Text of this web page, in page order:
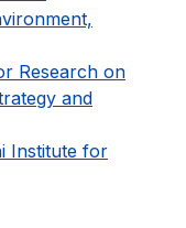
Research on
and
Institute for